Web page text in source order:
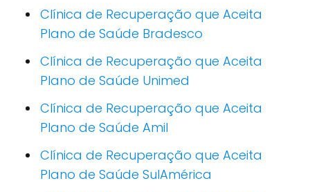
Clínica de Recuperação que Aceita
Plano de Saúde Bradesco
Clínica de Recuperação que Aceita
Plano de Saúde Unimed
Clínica de Recuperação que Aceita
Plano de Saúde Amil
Clínica de Recuperação que Aceita
Plano de Saúde SulAmérica